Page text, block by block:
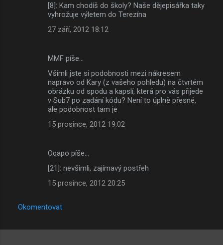
[8]: Kam chodíš do školy? Naše dějepisářka taky
vyhrožuje výletem do Terezína
27 září, 2012 18:12
MMF píše…
Všimli jste si podobnosti mezi nákresem
napravo od Kary (z vašeho pohledu) na čtvrtém
obrázku od spodu a kapslí, která pro vás přijede
v Sub7 po zadání kódu? Není to úplně přesné,
ale podobnost tam je
15 prosince, 2012 19:02
Oqapo píše…
[21]: nevšimli, zajímavý postřeh
15 prosince, 2012 20:25
Okomentovat